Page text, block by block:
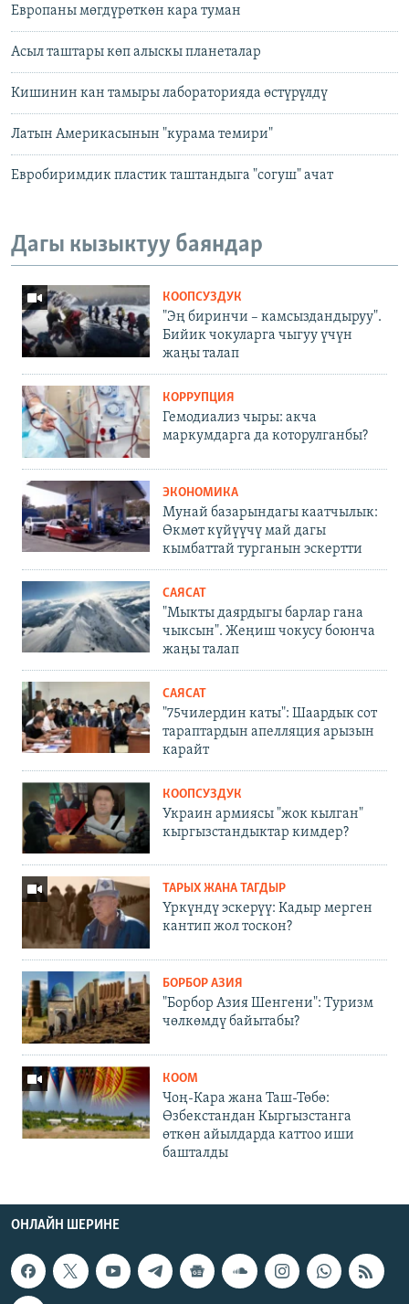
Европаны мөгдүрөткөн кара туман
Асыл таштары көп алыскы планеталар
Кишинин кан тамыры лабораторияда өстүрүлдү
Латын Америкасынын "курама темири"
Евробиримдик пластик таштандыга "согуш" ачат
Дагы кызыктуу баяндар
КООПСУЗДУК
"Эң биринчи – камсыздандыруу".
Бийик чокуларга чыгуу үчүн
жаңы талап
КОРРУПЦИЯ
Гемодиализ чыры: акча
маркумдарга да которулганбы?
ЭКОНОМИКА
Мунай базарындагы каатчылык:
Өкмөт күйүүчү май дагы
кымбаттай турганын эскертти
САЯСАТ
"Мыкты даярдыгы барлар гана
чыксын". Жеңиш чокусу боюнча
жаңы талап
САЯСАТ
"75чилердин каты": Шаардык сот
тараптардын апелляция арызын
карайт
КООПСУЗДУК
Украин армиясы "жок кылган"
кыргызстандыктар кимдер?
ТАРЫХ ЖАНА ТАГДЫР
Үркүндү эскерүү: Кадыр мерген
кантип жол тоскон?
БОРБОР АЗИЯ
"Борбор Азия Шенгени": Туризм
чөлкөмдү байытабы?
КООМ
Чоң-Кара жана Таш-Төбө:
Өзбекстандан Кыргызстанга
өткөн айылдарда каттоо иши
башталды
ОНЛАЙН ШЕРИНЕ